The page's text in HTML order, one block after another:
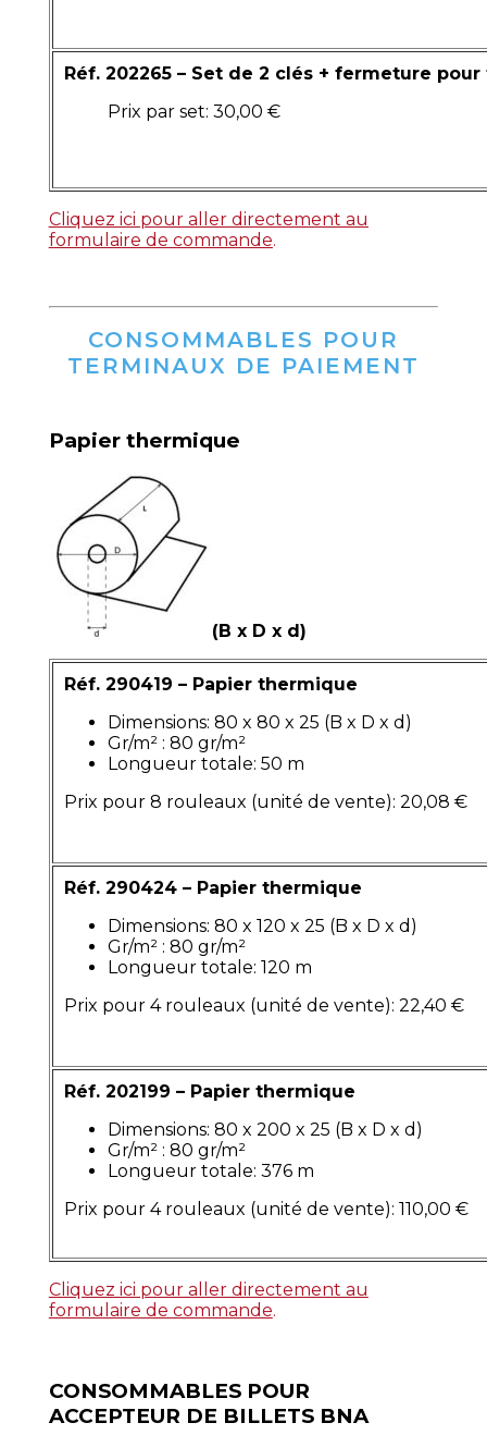
Réf. 202265 – Set de 2 clés + fermeture
Prix par set: 30,00 €
Cliquez ici pour aller directement au
formulaire de commande.
CONSOMMABLES POUR
TERMINAUX DE PAIEMENT
Papier thermique
(B x D x d)
Réf. 290419 – Papier thermique
Dimensions: 80 x 80 x 25 (B x D x d)
Gr/m² : 80 gr/m²
Longueur totale: 50 m
Prix pour 8 rouleaux (unité de vente): 20,08 €
Réf. 290424 – Papier thermique
Dimensions: 80 x 120 x 25 (B x D x d)
Gr/m² : 80 gr/m²
Longueur totale: 120 m
Prix pour 4 rouleaux (unité de vente): 22,40 €
Réf. 202199 – Papier thermique
Dimensions: 80 x 200 x 25 (B x D x d)
Gr/m² : 80 gr/m²
Longueur totale: 376 m
Prix pour 4 rouleaux (unité de vente): 110,00 €
Cliquez ici pour aller directement au
formulaire de commande.
CONSOMMABLES POUR
ACCEPTEUR DE BILLETS BNA